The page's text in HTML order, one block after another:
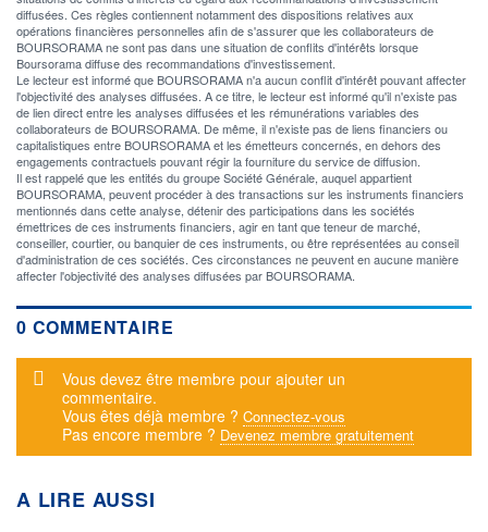
diffusées. Ces règles contiennent notamment des dispositions relatives aux
opérations financières personnelles afin de s'assurer que les collaborateurs de
BOURSORAMA ne sont pas dans une situation de conflits d'intérêts lorsque
Boursorama diffuse des recommandations d'investissement.
Le lecteur est informé que BOURSORAMA n'a aucun conflit d'intérêt pouvant affecter
l'objectivité des analyses diffusées. A ce titre, le lecteur est informé qu'il n'existe pas
de lien direct entre les analyses diffusées et les rémunérations variables des
collaborateurs de BOURSORAMA. De même, il n'existe pas de liens financiers ou
capitalistiques entre BOURSORAMA et les émetteurs concernés, en dehors des
engagements contractuels pouvant régir la fourniture du service de diffusion.
Il est rappelé que les entités du groupe Société Générale, auquel appartient
BOURSORAMA, peuvent procéder à des transactions sur les instruments financiers
mentionnés dans cette analyse, détenir des participations dans les sociétés
émettrices de ces instruments financiers, agir en tant que teneur de marché,
conseiller, courtier, ou banquier de ces instruments, ou être représentées au conseil
d'administration de ces sociétés. Ces circonstances ne peuvent en aucune manière
affecter l'objectivité des analyses diffusées par BOURSORAMA.
0 COMMENTAIRE
Message d'alerte
Vous devez être membre pour ajouter un
commentaire.
Vous êtes déjà membre ? Connectez-vous
Pas encore membre ? Devenez membre gratuitement
A LIRE AUSSI